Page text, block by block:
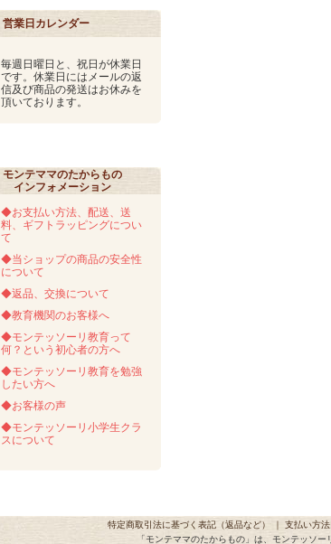
営業日カレンダー
毎週日曜日と、祝日が休業日
です。休業日にはメールの返
信及び商品の発送はお休みを
頂いております。
モンテママのたからもの
インフォメーション
◆お支払い方法、配送、送
料、ギフトラッピングについ
て
◆当ショップの商品の安全性
について
◆返品、交換について
◆教育機関のお客様へ
◆モンテッソーリ教育って
何？という初心者の方へ
◆モンテッソーリ教育を勉強
したい方へ
◆お客様の声
◆モンテッソーリ小学生クラ
スについて
特定商取引法に基づく表記（返品など） ｜ 支払い方
「モンテママのたからもの」は、モンテッソ